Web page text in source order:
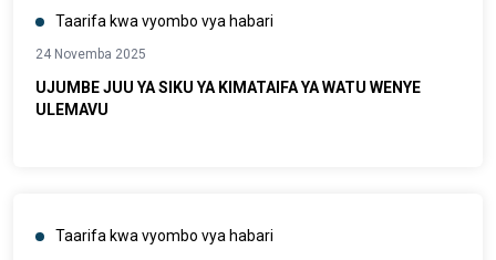
Taarifa kwa vyombo vya habari
24 Novemba 2025
UJUMBE JUU YA SIKU YA KIMATAIFA YA WATU WENYE
ULEMAVU
Taarifa kwa vyombo vya habari